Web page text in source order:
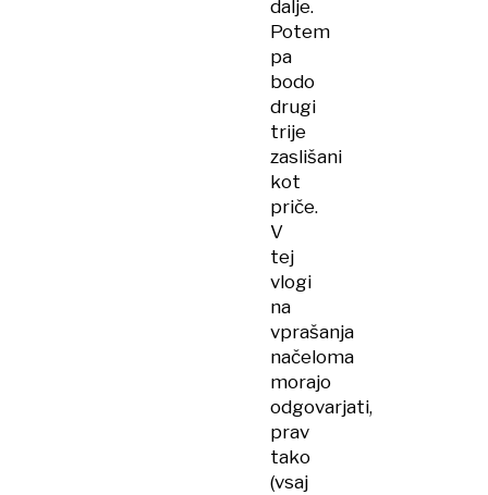
dalje.
Potem
pa
bodo
drugi
trije
zaslišani
kot
priče.
V
tej
vlogi
na
vprašanja
načeloma
morajo
odgovarjati,
prav
tako
(vsaj